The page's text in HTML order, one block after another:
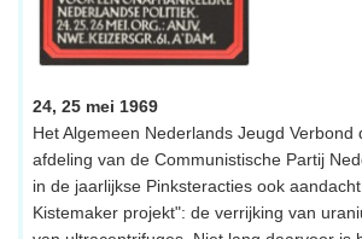
24, 25 mei 1969
Het Algemeen Nederlands Jeugd Verbond
afdeling van de Communistische Partij
in de jaarlijkse Pinksteracties ook
Kistemaker projekt": de verrijking van